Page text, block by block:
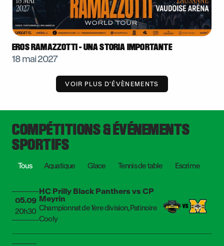
EROS RAMAZZOTTI - UNA STORIA IMPORTANTE
18 mai 2027
VOIR PLUS D'ÉVÈNEMENTS
COMPÉTITIONS & ÉVÉNEMENTS
SPORTIFS
Tous Aquatique Glace Tennis de table Escrime
05.09
20h30
HC Prilly Black Panthers vs CP
Meyrin
Championnat de 1ère division, Patinoire
Cooly